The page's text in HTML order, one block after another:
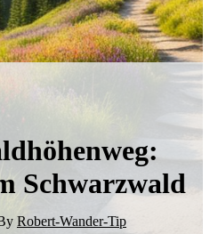
Schwarzwald
Robert-Wander-Tip